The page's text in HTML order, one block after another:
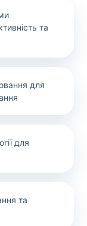
та
для
для
та